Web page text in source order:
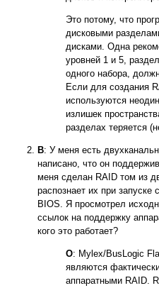
Это потому, что
дисковыми
дисками. Одна
уровней 1 и 5,
одного набора,
Если для создания
используются
излишек
разделах теряется
В: У меня есть
написано, что он
меня сделан RAID том из
распознает их при запуске
BIOS. Я просмотрел
ссылок на поддержку
кого это работает?
О: Mylex/BusLogic
являются
аппаратными RAID.